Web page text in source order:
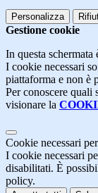
Personalizza
Gestione cookie
In questa
I cookie necessari
piattaforma e non è
Per conoscere quali
visionare la
Cookie necessari
I cookie necessari
disabilitati. È
policy.